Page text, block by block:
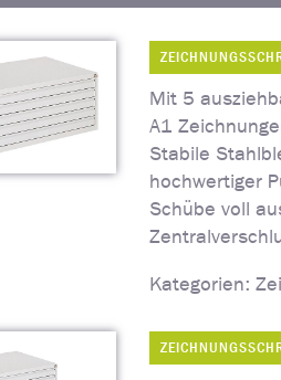
Mit 5
A1
Stabile
hochwertiger
Schübe voll
Kategorien: